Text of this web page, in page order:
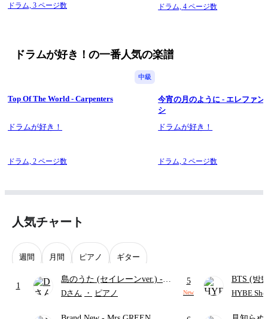
ドラム, 3 ページ数 ドラム,4 ページ数
ドラムが好き！の一番人気の楽譜
中級
Top Of The World - Carpenters
ドラムが好き！
ドラム, 2 ページ数
今宵の月のように - エレファン
シ
ドラムが好き！
ドラム,2 ページ数
人気チャート
週間 月間 ピアノ ギター
1
島のうた (セイレーンver.) -
セイレーン(CV.鈴木みのり)
Dさん ・ ピアノ
5
New
BTS (방
HYBE